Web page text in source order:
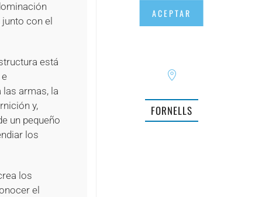
con el
está
armas, la
y,
un pequeño
los
los
el
ACEPTAR
FORNELLS